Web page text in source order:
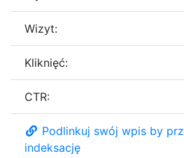
Wizyt:
Kliknięć:
CTR:
Podlinkuj swój wpis by
indeksację